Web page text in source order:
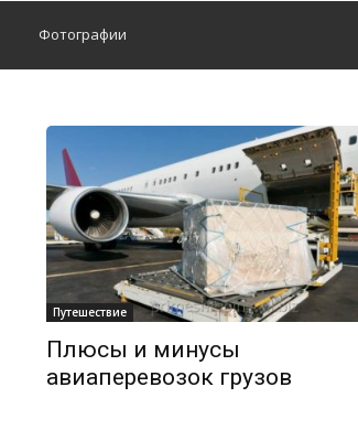
Фотографии
Путешествие
Плюсы и минусы
авиаперевозок грузов